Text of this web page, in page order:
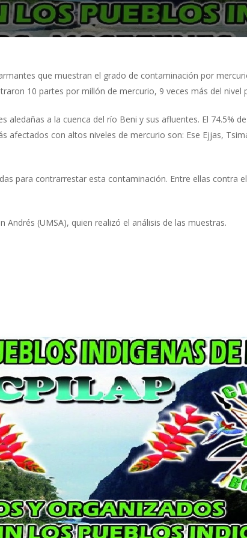
que muestran el grado de contaminación por
10 partes por millón de mercurio, 9 veces más del nivel
a la cuenca del río Beni y sus afluentes. El 74.5%
con altos niveles de mercurio son: Ese Ejjas,
para contrarrestar esta contaminación. Entre ellas contra
(UMSA), quien realizó el análisis de las muestras.